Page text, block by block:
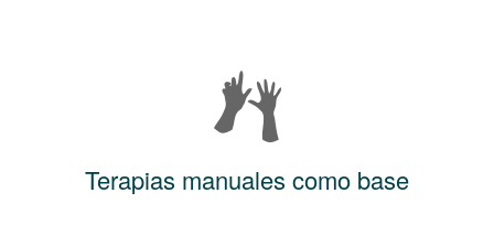
Terapias manuales como base